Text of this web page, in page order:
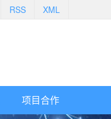
RSS XML
项目合作